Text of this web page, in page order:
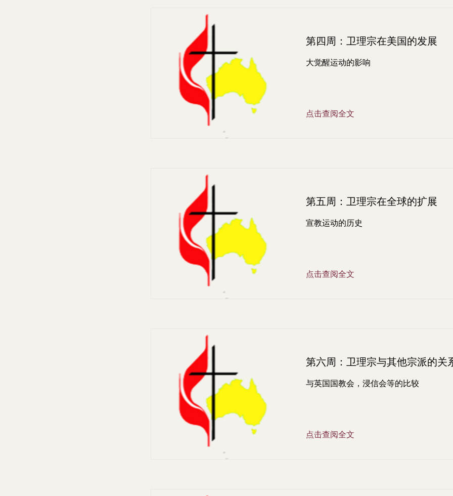
第四周：卫理宗在美国的发展
大觉醒运动的影响
点击查阅全文
第五周：卫理宗在全球的扩展
宣教运动的历史
点击查阅全文
第六周：卫理宗与其他宗派的关
与英国国教会，浸信会等的比较
点击查阅全文